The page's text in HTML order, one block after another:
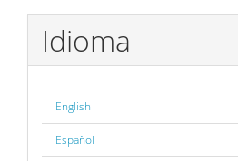
Idioma
English
Español